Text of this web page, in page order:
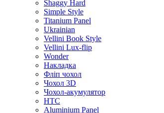
Shaggy Hard
Simple Style
Titanium Panel
Ukrainian
Vellini Book Style
Vellini Lux-flip
Wonder
Накладка
Фліп чохол
Чохол 3D
Чохол-акумулятор
HTC
Aluminium Panel